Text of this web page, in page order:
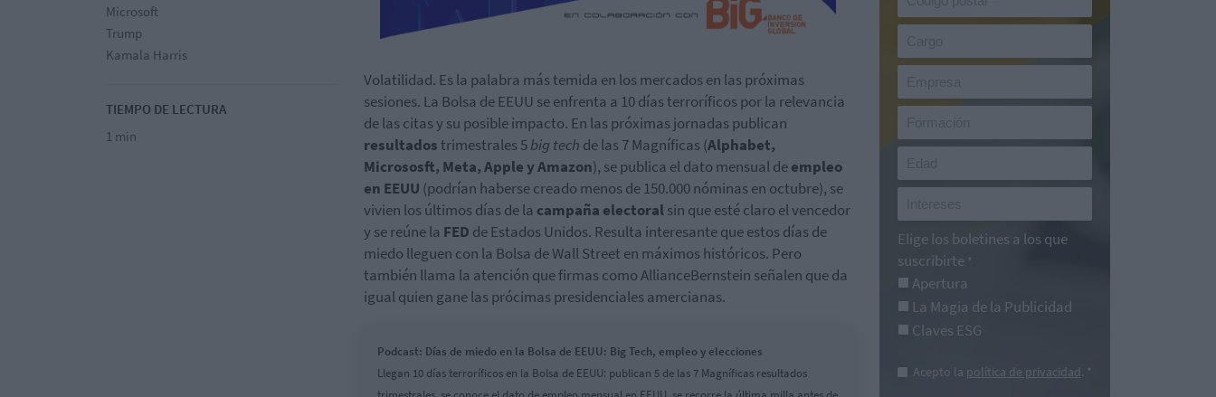
Microsoft
Trump
Kamala Harris
TIEMPO DE LECTURA
1 min
Volatilidad. Es la palabra más temida en los mercados en las próximas
sesiones. La Bolsa de EEUU se enfrenta a 10 días terroríficos por la relevancia
de las citas y su posible impacto. En las próximas jornadas publican
resultadostrimestrales 5big tech de las 7 Magníficas (Alphabet,
Micrososft, Meta, Apple y Amazon), se publica el dato mensual deempleo
en EEUU (podrían haberse creado menos de 150.000 nóminas en octubre), se
vivien los últimos días de la campaña electoralsin que esté claro el vencedor
y se reúne la FED de Estados Unidos. Resulta interesante que estos días de
miedo lleguen con la Bolsa de Wall Street en máximos históricos. Pero
también llama la atención que firmas como AllianceBernstein señalen que da
igual quien gane las prócimas presidenciales amercianas.
Podcast: Días de miedo en la Bolsa de EEUU: Big Tech, empleo y elecciones
Llegan 10 días terroríficos en la Bolsa de EEUU: publican 5 de las 7 Magníficas resultados
Elige los boletines a los que
suscribirte *
Apertura
La Magia de la Publicidad
Claves ESG
Acepto la política de privacidad. *